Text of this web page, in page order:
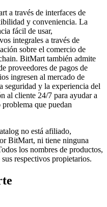
a través de interfaces de
y conveniencia. La
fácil de usar,
integrales a través de
sobre el comercio de
BitMart también admite
proveedores de pagos de
ingresen al mercado de
seguridad y la experiencia del
al cliente 24/7 para ayudar a
que puedan
no está afiliado,
BitMart, ni tiene ninguna
los nombres de productos,
respectivos propietarios.